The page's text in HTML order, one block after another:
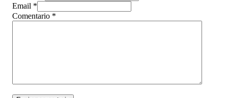
Email *
Comentario *